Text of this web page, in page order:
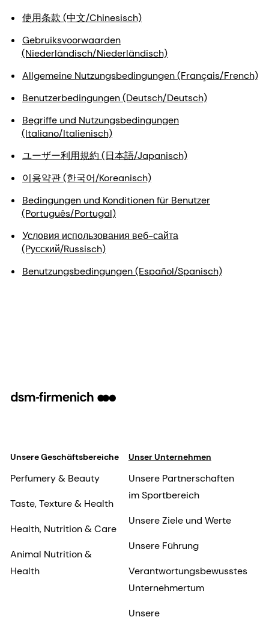
使用条款 (中文/Chinesisch)
Gebruiksvoorwaarden
(Niederländisch/Niederländisch)
Allgemeine Nutzungsbedingungen (Français/French)
Benutzerbedingungen (Deutsch/Deutsch)
Begriffe und Nutzungsbedingungen
(Italiano/Italienisch)
ユーザー利用規約 (日本語/Japanisch)
이용약관 (한국어/Koreanisch)
Bedingungen und Konditionen für Benutzer
(Português/Portugal)
Условия использования веб-сайта
(Pусский/Russisch)
Benutzungsbedingungen (Español/Spanisch)
Unsere Geschäftsbereiche
Perfumery & Beauty
Taste, Texture & Health
Health, Nutrition & Care
Animal Nutrition &
Health
Unser Unternehmen
Unsere Partnerschaften
im Sportbereich
Unsere Ziele und Werte
Unsere Führung
Verantwortungsbewusstes
Unternehmertum
Unsere